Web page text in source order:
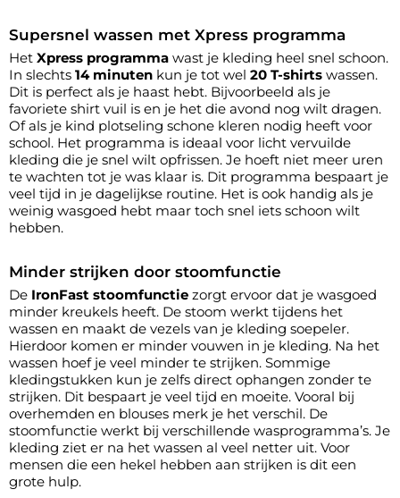
Supersnel wassen met Xpress programma
Het Xpress programma wast je kleding heel snel schoon.
In slechts 14 minuten kun je tot wel 20 T-shirts wassen.
Dit is perfect als je haast hebt. Bijvoorbeeld als je
favoriete shirt vuil is en je het die avond nog wilt dragen.
Of als je kind plotseling schone kleren nodig heeft voor
school. Het programma is ideaal voor licht vervuilde
kleding die je snel wilt opfrissen. Je hoeft niet meer uren
te wachten tot je was klaar is. Dit programma bespaart je
veel tijd in je dagelijkse routine. Het is ook handig als je
weinig wasgoed hebt maar toch snel iets schoon wilt
hebben.
Minder strijken door stoomfunctie
De IronFast stoomfunctie zorgt ervoor dat je wasgoed
minder kreukels heeft. De stoom werkt tijdens het
wassen en maakt de vezels van je kleding soepeler.
Hierdoor komen er minder vouwen in je kleding. Na het
wassen hoef je veel minder te strijken. Sommige
kledingstukken kun je zelfs direct ophangen zonder te
strijken. Dit bespaart je veel tijd en moeite. Vooral bij
overhemden en blouses merk je het verschil. De
stoomfunctie werkt bij verschillende wasprogramma’s. Je
kleding ziet er na het wassen al veel netter uit. Voor
mensen die een hekel hebben aan strijken is dit een
grote hulp.